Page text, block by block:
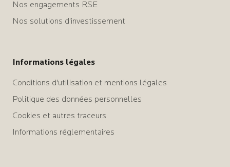
Nos engagements RSE
Nos solutions d'investissement
Informations légales
Conditions d'utilisation et mentions légales
Politique des données personnelles
Cookies et autres traceurs
Informations réglementaires